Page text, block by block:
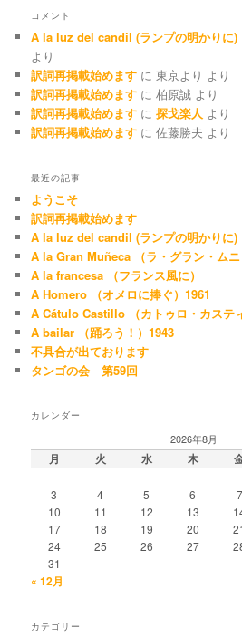
コメント
A la luz del candil (ランプの明かり
より
訳詞再掲載始めます に東京より より
訳詞再掲載始めます に柏原誠 より
訳詞再掲載始めます に探戈楽人 より
訳詞再掲載始めます に佐藤勝夫 より
最近の記事
ようこそ
訳詞再掲載始めます
A la luz del candil (ランプの明かり
A la Gran Muñeca （ラ・グラン・ム
A la francesa （フランス風に）
A Homero （オメロに捧ぐ）1961
A Cátulo Castillo （カトゥロ・カステ
A bailar （踊ろう！）1943
不具合が出ております
タンゴの会 第59回
カレンダー
2026年8月
月 火 水 木
3
4 5 6 7
10
11 12 13
17
18 19 20
24
25 26 27
31
« 12月
カテゴリー